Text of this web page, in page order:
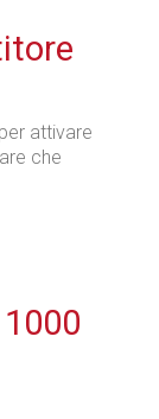
attivare
che